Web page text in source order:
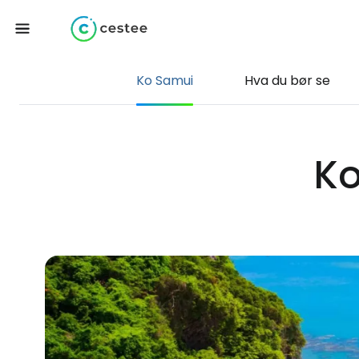
Ko Samui Hva du bør se